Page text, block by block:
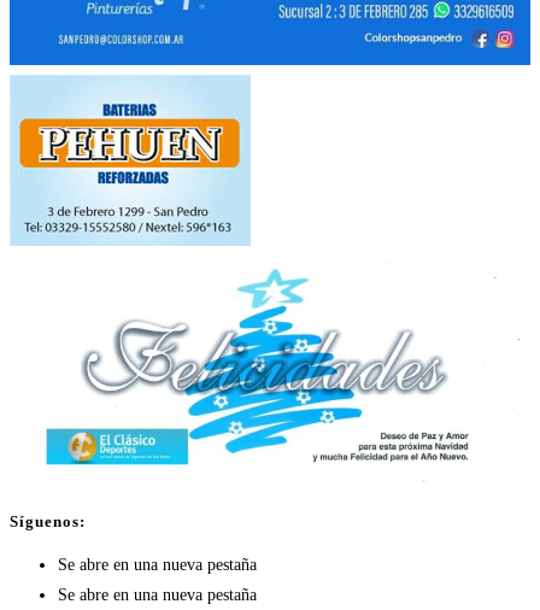
Síguenos:
Se abre en una nueva pestaña
Se abre en una nueva pestaña